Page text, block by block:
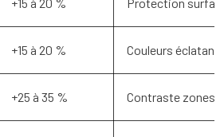
+15 à 20 % Couleurs
+25 à 35 % Contraste zones